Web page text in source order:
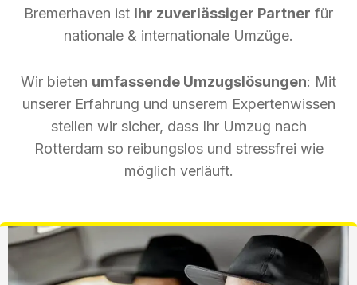
Bremerhaven ist Ihr zuverlässiger Partner für
nationale & internationale Umzüge.
Wir bieten umfassende Umzugslösungen: Mit
unserer Erfahrung und unserem Expertenwissen
stellen wir sicher, dass Ihr Umzug nach
Rotterdam so reibungslos und stressfrei wie
möglich verläuft.